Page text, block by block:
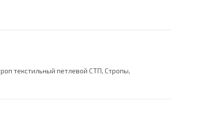
текстильный петлевой СТП, Стропы,